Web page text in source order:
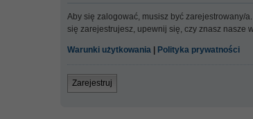
Aby się zalogować, musisz być zarejestrowany/
się zarejestrujesz, upewnij się, czy znasz nasze
Warunki użytkowania Polityka prywatności
Zarejestruj